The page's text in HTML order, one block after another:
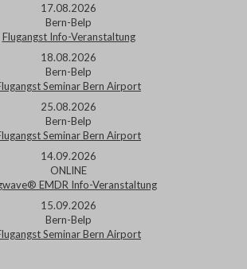
17.08.2026
Bern-Belp
Flugangst Info-Veranstaltung
18.08.2026
Bern-Belp
Seminar Bern Airport
25.08.2026
Bern-Belp
Seminar Bern Airport
14.09.2026
ONLINE
EMDR Info-Veranstaltung
15.09.2026
Bern-Belp
Seminar Bern Airport